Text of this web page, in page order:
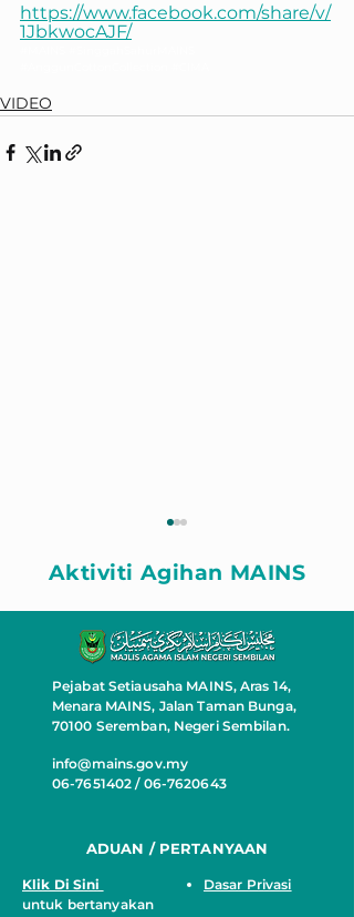
https://www.facebook.com/share/v/
1JbkwocAJF/
VIDEO
ZAKAT BANTU RUMAH
MAWADDAH
Aktiviti Agihan MAINS
Pejabat Setiausaha MAINS, Aras 14,
Menara MAINS, Jalan Taman Bunga,
70100 Seremban, Negeri Sembilan.
info@mains.gov.my
06-7651402 / 06-7620643
ADUAN / PERTANYAAN
Klik Di Sini
untuk bertanyakan
Dasar Privasi